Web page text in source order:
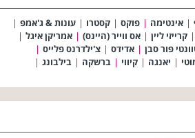
| אינטימה | פוקס | קסטרו | עונות & ג'אמפ |
| קרייזי ליין | אס ווייר (היינס) | אמריקן איגל |
פור סבן | אדידס | צ'ילדרנס פלייס |
| יאנגה | קיווי | ברשקה | בילבונג |